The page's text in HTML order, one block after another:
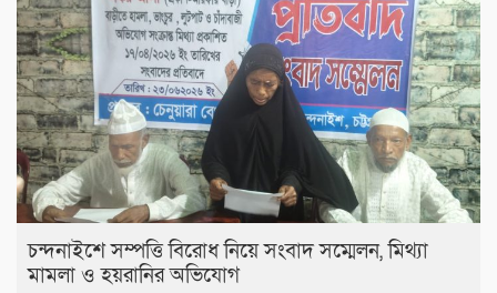
চন্দনাইশে সম্পত্তি বিরোধ নিয়ে সংবাদ সম্মেলন, মিথ্যা
মামলা ও হয়রানির অভিযোগ